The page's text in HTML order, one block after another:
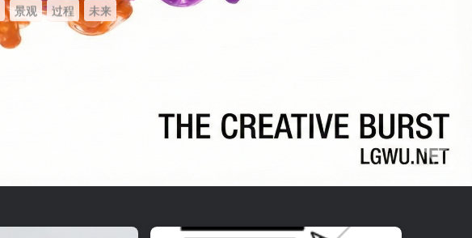
景观 过程 未来